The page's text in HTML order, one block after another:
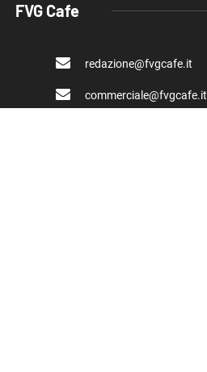
FVG Cafe
redazione@fvgcafe.it
commerciale@fvgcafe.it